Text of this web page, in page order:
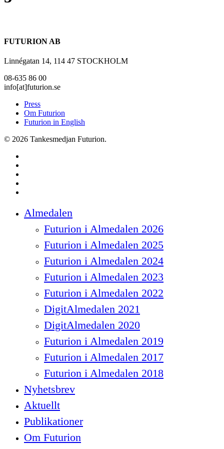
FUTURION AB
Linnégatan 14, 114 47 STOCKHOLM
08-635 86 00
info[at]futurion.se
Press
Om Futurion
Futurion in English
© 2026 Tankesmedjan Futurion.
Menu
Almedalen
Futurion i Almedalen 2026
Futurion i Almedalen 2025
Futurion i Almedalen 2024
Futurion i Almedalen 2023
Futurion i Almedalen 2022
DigitAlmedalen 2021
DigitAlmedalen 2020
Futurion i Almedalen 2019
Futurion i Almedalen 2017
Futurion i Almedalen 2018
Nyhetsbrev
Aktuellt
Publikationer
Om Futurion